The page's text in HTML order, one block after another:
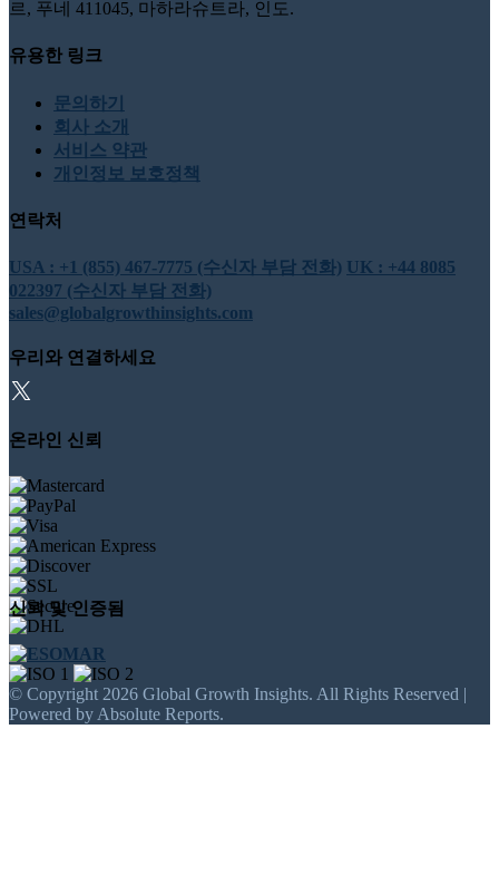
르, 푸네 411045, 마하라슈트라, 인도.
유용한 링크
문의하기
회사 소개
서비스 약관
개인정보 보호정책
연락처
USA : +1 (855) 467-7775 (수신자 부담 전화) UK : +44 8085
022397 (수신자 부담 전화)
sales@globalgrowthinsights.com
우리와 연결하세요
온라인 신뢰
신뢰 및 인증됨
© Copyright 2026 Global Growth Insights. All Rights Reserved |
Powered by Absolute Reports.